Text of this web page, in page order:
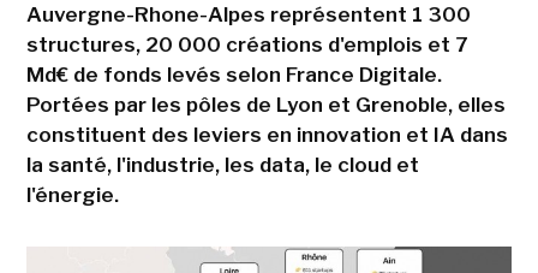
Auvergne-Rhone-Alpes représentent 1 300
structures, 20 000 créations d'emplois et 7
Md€ de fonds levés selon France Digitale.
Portées par les pôles de Lyon et Grenoble, elles
constituent des leviers en innovation et IA dans
la santé, l'industrie, les data, le cloud et
l'énergie.